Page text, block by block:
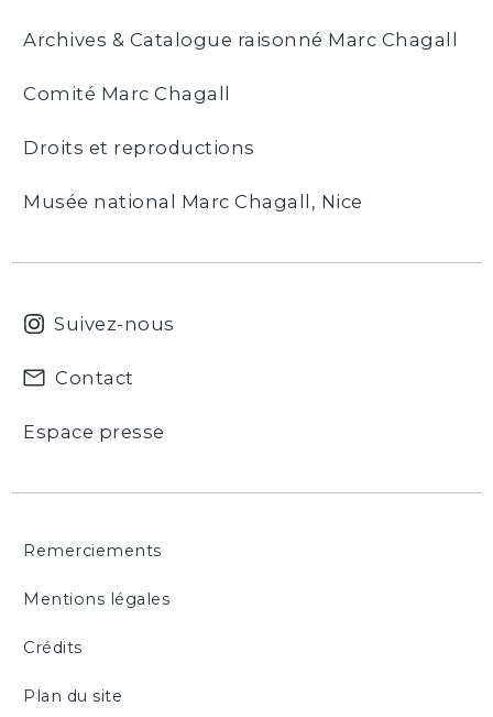
Archives & Catalogue raisonné Marc Chagall
Comité Marc Chagall
Droits et reproductions
Musée national Marc Chagall, Nice
Suivez-nous
Contact
Espace presse
Remerciements
Mentions légales
Crédits
Plan du site